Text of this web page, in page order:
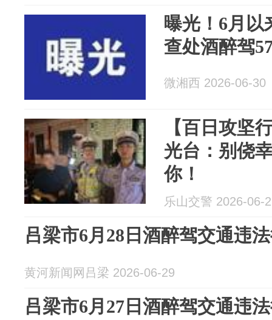
曝光！6月以
查处酒醉驾
微湘西 2026-06-30
【百日攻坚
光台：别侥
你！
乐山交警 2026-06-
吕梁市6月28日酒醉驾交通违
黄河新闻网吕梁 2026-06-29
吕梁市6月27日酒醉驾交通违